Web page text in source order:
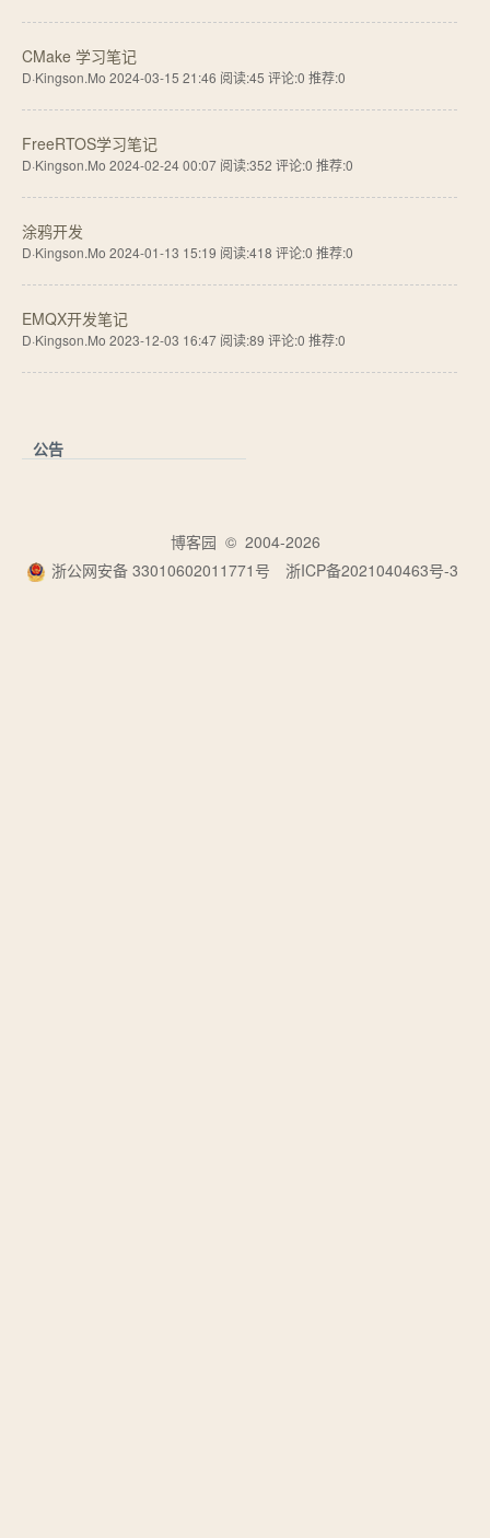
CMake 学习笔记
D·Kingson.Mo 2024-03-15 21:46 阅读:45 评论:0 推荐:0
FreeRTOS学习笔记
D·Kingson.Mo 2024-02-24 00:07 阅读:352 评论:0 推荐:0
涂鸦开发
D·Kingson.Mo 2024-01-13 15:19 阅读:418 评论:0 推荐:0
EMQX开发笔记
D·Kingson.Mo 2023-12-03 16:47 阅读:89 评论:0 推荐:0
公告
博客园 © 2004-2026
浙公网安备 33010602011771号
浙ICP备2021040463号-3